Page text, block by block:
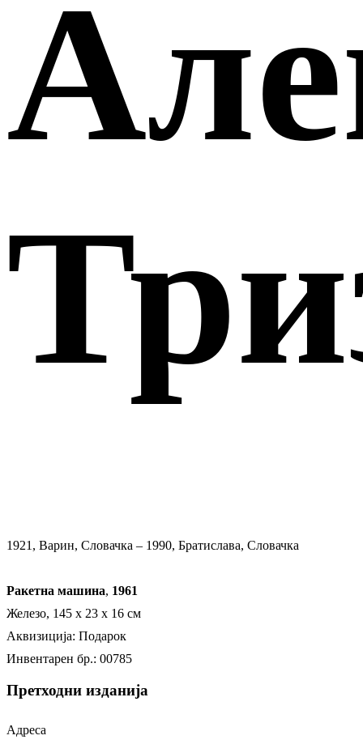
1921, Варин, Словачка – 1990, Братислава, Словачка
Ракетна машина, 1961
Железо, 145 x 23 x 16 см
Аквизиција: Подарок
Инвентарен бр.: 00785
Претходни изданија
Адреса